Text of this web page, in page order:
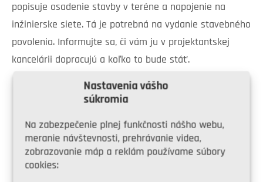
Nastavenia vášho
súkromia
Na zabezpečenie plnej funkčnosti nášho webu,
meranie návštevnosti, prehrávanie videa,
zobrazovanie máp a reklám používame súbory
cookies:
popisuje osadenie stavby v teréne a napojenie na
inžinierske siete. Tá je potrebná na vydanie stavebného
povolenia. Informujte sa, či vám ju v projektantskej
kancelárii dopracujú a koľko to bude stáť.
Na konzultáciu so stavebným úradom v
súvislosti s územným plánom aj na
rokovanie s bankou kvôli hypotéke vám
bude stačiť štúdia domu. Niektoré firmy ju
ponúkajú zdarma, iné si za tzv. malý projekt